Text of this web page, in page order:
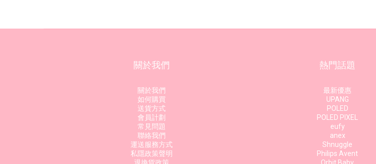
關於我們
關於我們
如何購買
送貨方式
會員計劃
常見問題
聯絡我們
運送服務方式
私隱政策聲明
熱門話題
最新優惠
UPANG
POLED
POLED PIXEL
eufy
anex
Shnuggle
Philips Avent